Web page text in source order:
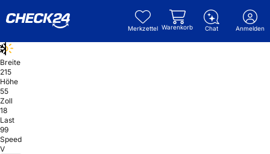
Merkzettel Warenkorb Chat Anmelden
Breite
215
Höhe
55
Zoll
18
Last
99
Speed
V